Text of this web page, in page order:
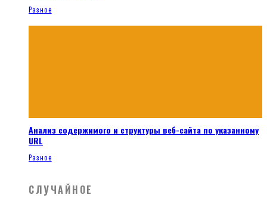
Разное
Анализ содержимого и структуры веб-сайта по указанному
URL
Разное
СЛУЧАЙНОЕ